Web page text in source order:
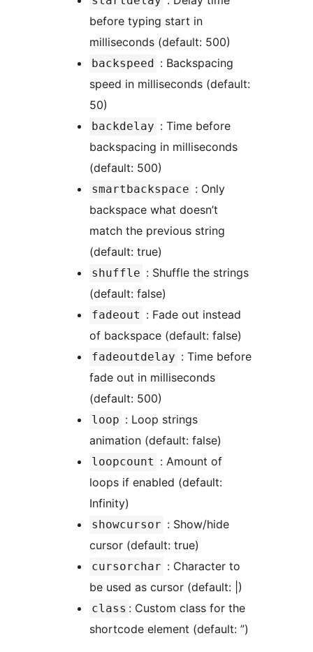
before typing start in
milliseconds (default: 500)
backspeed
: Backspacing
speed in milliseconds (default:
50)
backdelay : Time before
backspacing in milliseconds
(default: 500)
smartbackspace : Only
backspace what doesn’t
match the previous string
(default: true)
shuffle : Shuffle the strings
(default: false)
fadeout : Fade out instead
of backspace (default: false)
fadeoutdelay : Time before
fade out in milliseconds
(default: 500)
loop : Loop strings
animation (default: false)
loopcount : Amount of
loops if enabled (default:
Infinity)
showcursor : Show/hide
cursor (default: true)
cursorchar : Character to
be used as cursor (default: |)
class : Custom class for the
shortcode element (default: ”)